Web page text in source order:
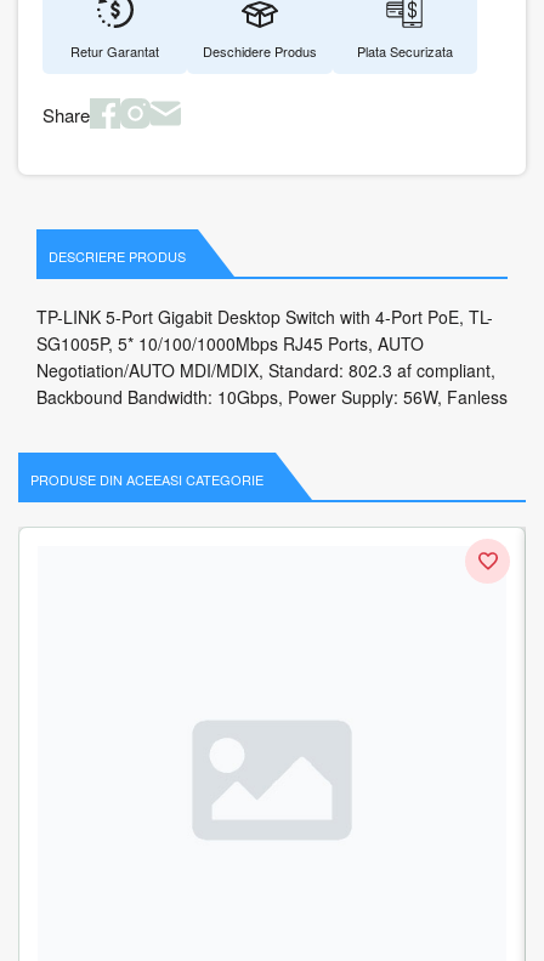
Retur Garantat Deschidere Produs Plata Securizata
Share
DESCRIERE PRODUS
TP-LINK 5-Port Gigabit Desktop Switch with 4-Port PoE, TL-
SG1005P, 5* 10/100/1000Mbps RJ45 Ports, AUTO
Negotiation/AUTO MDI/MDIX, Standard: 802.3 af compliant,
Backbound Bandwidth: 10Gbps, Power Supply: 56W, Fanless
PRODUSE DIN ACEEASI CATEGORIE